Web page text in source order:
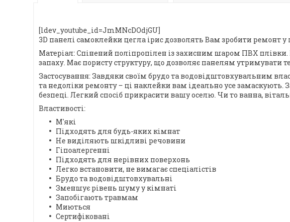
[ldev_youtube_id=JmMNcDOdjGU]
3D панелі самоклейки цегла ірис дозволять Вам зробити ремонт
Матеріал: Спінений поліпропілен із захисним шаром ПВХ
запаху. Має пористу структуру, що дозволяє панелям утримувати
Застосування: Завдяки своїм брудо та водовідштовхувальним
та недоліки ремонту – ці наклейки вам ідеально усе замаскують.
безпеці. Легкий спосіб прикрасити вашу оселю. Чи то ванна,
Властивості:
М'які
Підходять для будь-яких кімнат
Не виділяють шкідливі речовини
Гіпоалергенні
Підходять для нерівних поверхонь
Легко встановити, не вимагає спеціалістів
Брудо та водовідштовхувальні
Зменшує рівень шуму у кімнаті
Запобігають травмам
Миються
Сертифіковані